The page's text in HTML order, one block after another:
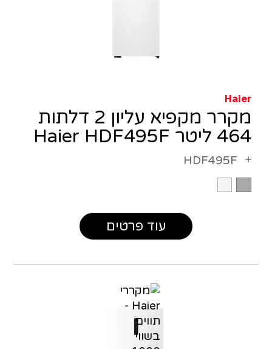
Haier
מקרר מקפיא עליון 2 דלתות
464 ליטר Haier HDF495F
HDF495F
עוד פרטים